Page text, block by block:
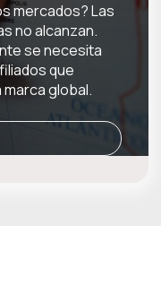
mercados? Las
no alcanzan.
se necesita
que
marca global.